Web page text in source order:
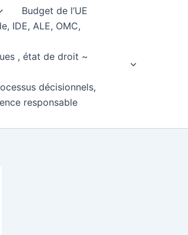
Budget de l’UE
IDE, ALE, OMC,
, état de droit ~
décisionnels,
responsable